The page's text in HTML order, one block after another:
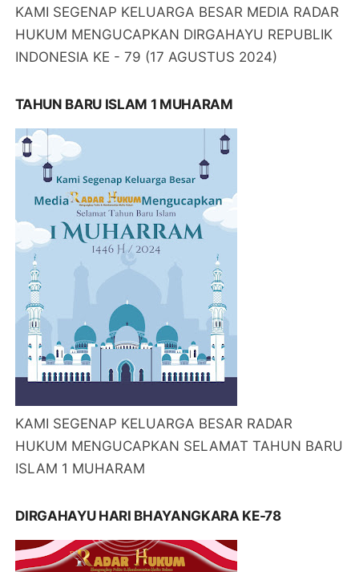
KAMI SEGENAP KELUARGA BESAR MEDIA RADAR
HUKUM MENGUCAPKAN DIRGAHAYU REPUBLIK
INDONESIA KE - 79 (17 AGUSTUS 2024)
TAHUN BARU ISLAM 1 MUHARAM
KAMI SEGENAP KELUARGA BESAR RADAR
HUKUM MENGUCAPKAN SELAMAT TAHUN BARU
ISLAM 1 MUHARAM
DIRGAHAYU HARI BHAYANGKARA KE-78